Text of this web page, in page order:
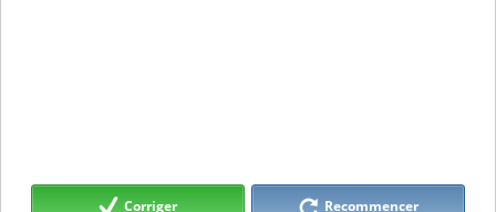
Corriger Recommencer